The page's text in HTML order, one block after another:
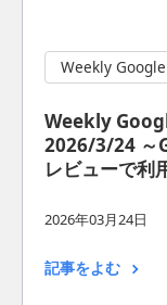
Weekly
Weekly
2026/3/24 ～
レビューで利
2026年03月24日
記事をよむ